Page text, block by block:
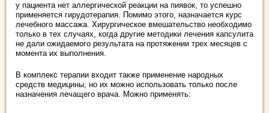
у пациента нет аллергической реакции на пиявок, то успешно
применяется гирудотерапия. Помимо этого, назначается курс
лечебного массажа. Хирургическое вмешательство необходимо
только в тех случаях, когда другие методики лечения капсулита
не дали ожидаемого результата на протяжении трех месяцев с
момента их выполнения.
В комплекс терапии входит также применение народных
средств медицины, но их можно использовать только после
назначения лечащего врача. Можно применять: